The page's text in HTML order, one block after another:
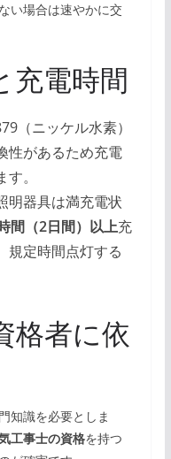
い場合は速やかに交
充電時間
（ニッケル水素）
性があるため充電
。
明器具は満充電状
間（2日間）以上充
規定時間点灯する
格者に依
知識を必要としま
工事士の資格を持つ